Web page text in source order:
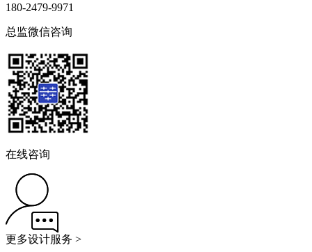
180-2479-9971
总监微信咨询
在线咨询
更多设计服务 >